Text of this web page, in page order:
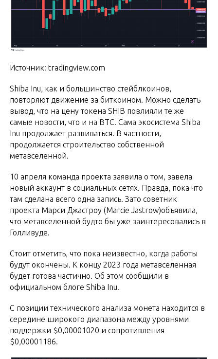
Источник: tradingview.com
Shiba Inu, как и большинство стейблкоинов,
повторяют движение за биткоином. Можно сделать
вывод, что на цену токена SHIB повлияли те же
самые новости, что и на BTC. Сама экосистема Shiba
Inu продолжает развиваться. В частности,
продолжается строительство собственной
метавселенной.
10 апреля команда проекта заявила о том, завела
новый аккаунт в социальных сетях. Правда, пока что
там сделана всего одна запись. Зато советник
проекта Марси Джастроу (Marcie Jastrow)объявила,
что метавселенной будто бы уже заинтересовались в
Голливуде.
Стоит отметить, что пока неизвестно, когда работы
будут окончены. К концу 2023 года метавселенная
будет готова частично. Об этом сообщили в
официальном блоге Shiba Inu.
С позиции технического анализа монета находится в
середине широкого диапазона между уровнями
поддержки $0,00001020 и сопротивления
$0,00001186.